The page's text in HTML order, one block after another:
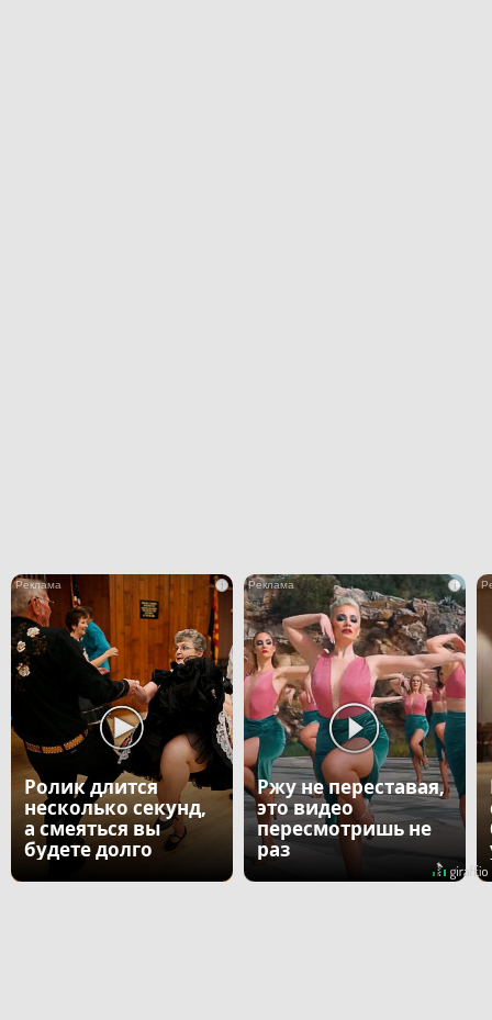
i
Ролик длится
несколько секунд,
а смеяться вы
будете долго
i
Ржу не переставая,
это видео
пересмотришь не
раз